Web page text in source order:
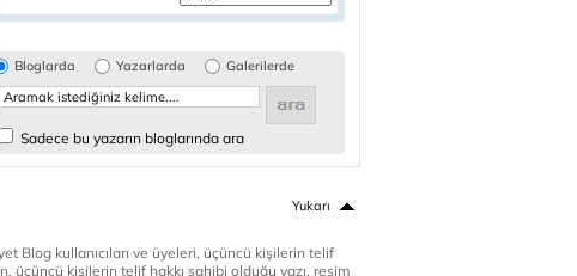
Bloglarda Yazarlarda Galerilerde
Sadece bu yazarın bloglarında ara
Yukarı
Blog kullanıcıları ve üyeleri, üçüncü kişilerin telif
üçüncü kişilerin telif hakkı sahibi olduğu yazı, resim